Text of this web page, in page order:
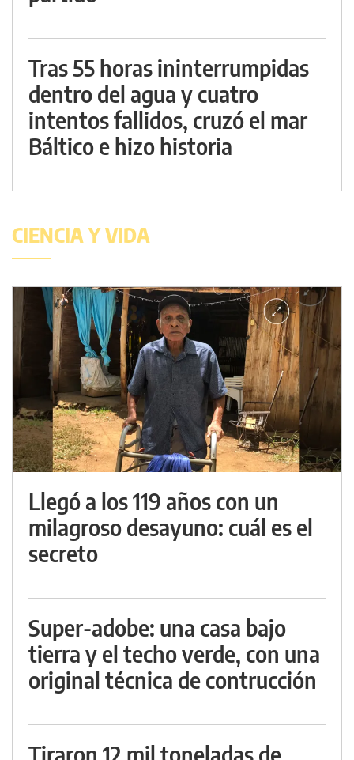
Tras 55 horas ininterrumpidas
dentro del agua y cuatro
intentos fallidos, cruzó el mar
Báltico e hizo historia
CIENCIA Y VIDA
Llegó a los 119 años con un
milagroso desayuno: cuál es el
secreto
Super-adobe: una casa bajo
tierra y el techo verde, con una
original técnica de contrucción
Tiraron 12 mil toneladas de